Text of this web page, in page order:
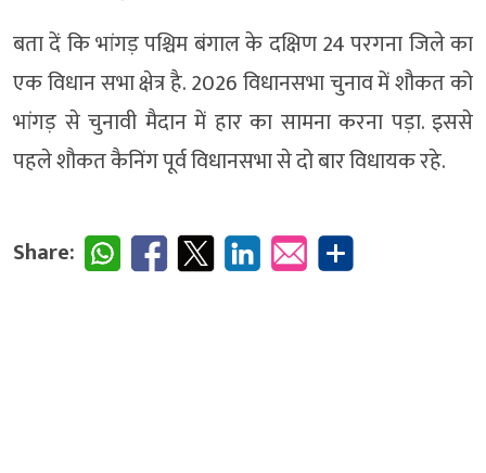
बता दें कि भांगड़ पश्चिम बंगाल के दक्षिण 24 परगना जिले का
एक विधान सभा क्षेत्र है. 2026 विधानसभा चुनाव में शौकत को
भांगड़ से चुनावी मैदान में हार का सामना करना पड़ा. इससे
पहले शौकत कैनिंग पूर्व विधानसभा से दो बार विधायक रहे.
Share: